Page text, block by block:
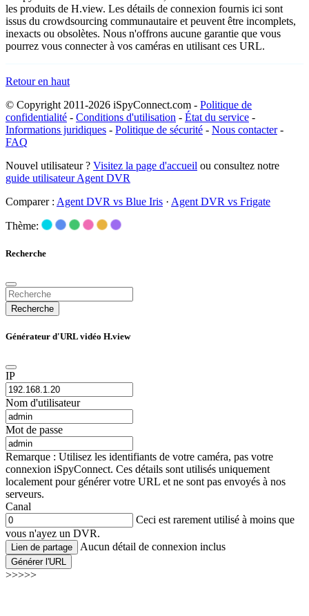
les produits de H.view. Les détails de connexion fournis ici sont
issus du crowdsourcing communautaire et peuvent être incomplets,
inexacts ou obsolètes. Nous n'offrons aucune garantie que vous
pourrez vous connecter à vos caméras en utilisant ces URL.
Retour en haut
© Copyright 2011-2026 iSpyConnect.com - Politique de
confidentialité - Conditions d'utilisation - État du service -
Informations juridiques - Politique de sécurité - Nous contacter-
FAQ
Nouvel utilisateur ? Visitez la page d'accueil ou consultez notre
guide utilisateur Agent DVR
Comparer : Agent DVR vs Blue Iris · Agent DVR vs Frigate
Thème:
Recherche
Recherche
Générateur d'URL vidéo H.view
IP
Nom d'utilisateur
Mot de passe
Remarque : Utilisez les identifiants de votre caméra, pas votre
connexion iSpyConnect. Ces détails sont utilisés uniquement
localement pour générer votre URL et ne sont pas envoyés à nos
serveurs.
Canal
Ceci est rarement utilisé à moins que
vous n'ayez un DVR.
Lien de partage Aucun détail de connexion inclus
Générer l'URL
>>>>>